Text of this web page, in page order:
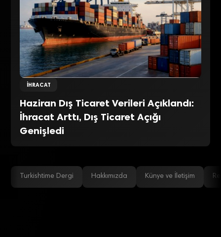
İHRACAT
Haziran Dış Ticaret Verileri Açıklandı:
İhracat Arttı, Dış Ticaret Açığı
Genişledi
Turkishtime Dergi Hakkımızda Künye ve İletişim